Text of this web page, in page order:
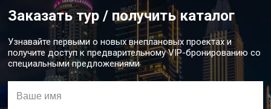
Заказать тур / получить каталог
Узнавайте первыми о новых внеплановых проектах и
получите доступ к предварительному VIP-бронированию со
специальными предложениями